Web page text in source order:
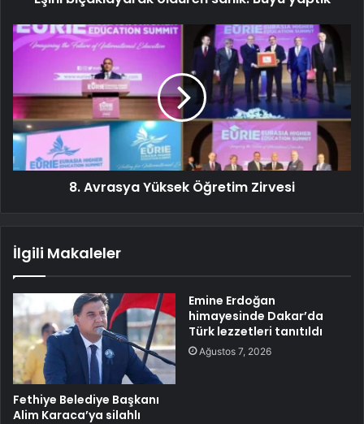
8. Avrasya Yüksek Öğretim Zirvesi
İlgili Makaleler
Fethiye Belediye Başkanı
Alim Karaca’ya silahlı
Emine Erdoğan
himayesinde Dakar’da
Türk lezzetleri tanıtıldı
Ağustos 7, 2026